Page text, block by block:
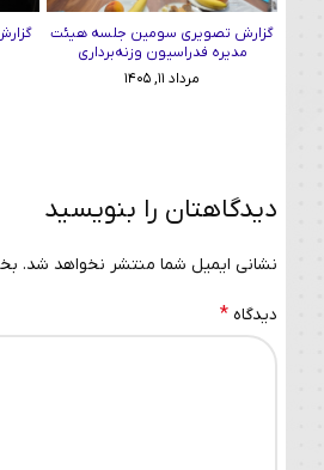
گزارش تصویری سومین جلسه هیئت
مدیره فدراسیون وزنه‌برداری
مرداد ۱۱, ۱۴۰۵
دیدگاهتان را بنویسید
نشانی ایمیل شما منتشر نخواهد شد.
دیدگاه *